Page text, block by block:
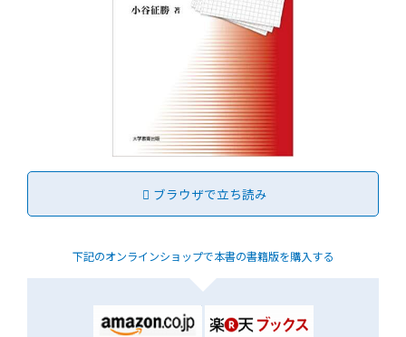
ブラウザで立ち読み
下記のオンラインショップで本書の書籍版を購入する